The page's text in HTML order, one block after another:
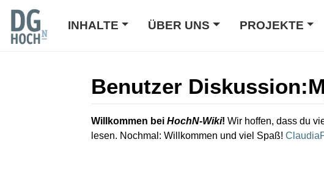
INHALTE ÜBER UNS PROJEKTE
Benutzer Diskussion:
Wechseln zu: Navigation,Suche
Willkommen bei HochN-Wiki! Wir hoffen, dass du
lesen. Nochmal: Willkommen und viel Spaß!